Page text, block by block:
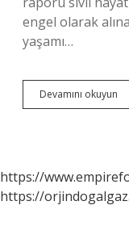
engel olarak
yaşamı…
Devamını okuyun
Mı
https://
https://